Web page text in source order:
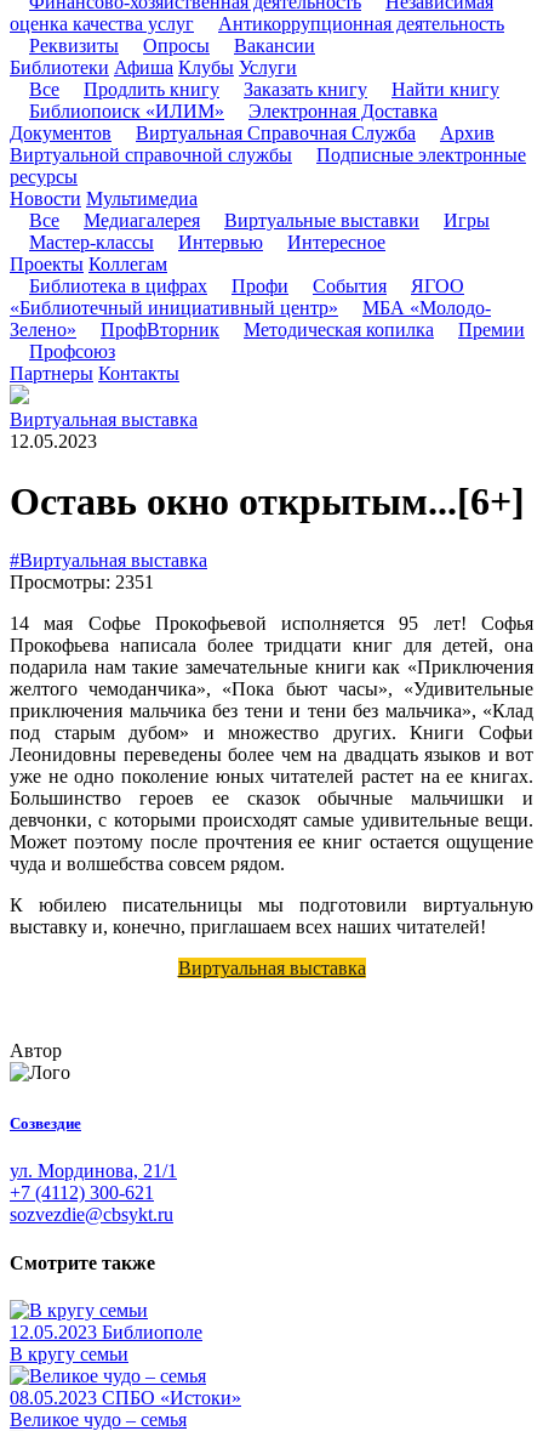
оценка качества услуг
Антикоррупционная деятельность
Реквизиты
Опросы
Вакансии
Библиотеки Афиша Клубы Услуги
Все
Продлить книгу Заказать книгу
Найти книгу
Библиопоиск «ИЛИМ»
Электронная Доставка
Документов
Виртуальная Справочная Служба
Архив
Виртуальной справочной службы
Подписные электронные
ресурсы
Новости Мультимедиа
Все
Медиагалерея Виртуальные выставки
Игры
Мастер-классы
Интервью
Интересное
Проекты Коллегам
Библиотека в цифрах
Профи События
ЯГОО
«Библиотечный инициативный центр»
МБА «Молодо-
Зелено»
ПрофВторник Методическая копилка
Премии
Профсоюз
Партнеры Контакты
Виртуальная выставка
12.05.2023
Оставь окно открытым...[6+]
#Виртуальная выставка
Просмотры: 2351
14 мая Софье Прокофьевой исполняется 95 лет! Софья
Прокофьева написала более тридцати книг для детей, она
подарила нам такие замечательные книги как «Приключения
желтого чемоданчика», «Пока бьют часы», «Удивительные
приключения мальчика без тени и тени без мальчика», «Клад
под старым дубом» и множество других. Книги Софьи
Леонидовны переведены более чем на двадцать языков и вот
уже не одно поколение юных читателей растет на ее книгах.
Большинство героев ее сказок обычные мальчишки и
девчонки, с которыми происходят самые удивительные вещи.
Может поэтому после прочтения ее книг остается ощущение
чуда и волшебства совсем рядом.
К юбилею писательницы мы подготовили виртуальную
выставку и, конечно, приглашаем всех наших читателей!
Виртуальная выставка
Автор
Созвездие
ул. Мординова, 21/1
+7 (4112) 300-621
sozvezdie@cbsykt.ru
Смотрите также
12.05.2023 Библиополе
В кругу семьи
08.05.2023 СПБО «Истоки»
Великое чудо – семья